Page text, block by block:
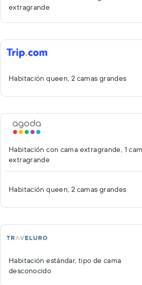
extragrande
Habitación queen, 2 camas grandes
Habitación con cama extragrande, 1
extragrande
Habitación queen, 2 camas grandes
Habitación estándar, tipo de cama
desconocido